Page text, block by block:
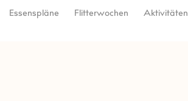
Essenspläne Flitterwochen Aktivitäten